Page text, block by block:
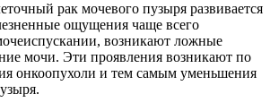
рак мочевого пузыря развивается
ощущения чаще всего
возникают ложные
мочи. Эти проявления возникают по
онкоопухоли и тем самым уменьшения